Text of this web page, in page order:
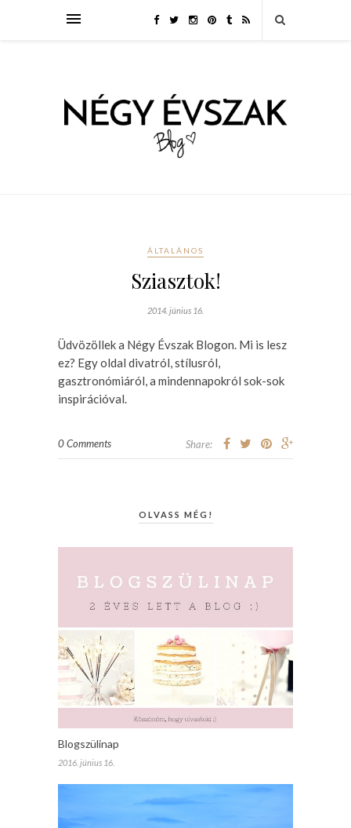
ÁLTALÁNOS
Sziasztok!
2014. június 16.
Üdvözöllek a Négy Évszak Blogon. Mi is lesz
ez? Egy oldal divatról, stílusról,
gasztronómiáról, a mindennapokról sok-sok
inspirációval.
0 Comments Share:
OLVASS MÉG!
Blogszülinap
2016. június 16.